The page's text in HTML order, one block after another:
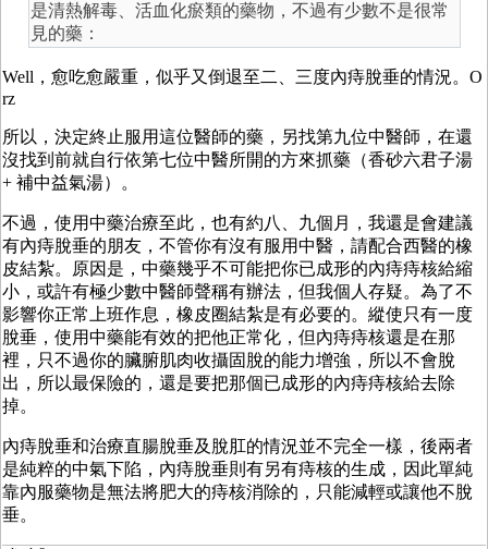
是清熱解毒、活血化瘀類的藥物，不過有少數不是很常
見的藥：
Well，愈吃愈嚴重，似乎又倒退至二、三度內痔脫垂的情況。O
rz
所以，決定終止服用這位醫師的藥，另找第九位中醫師，在還
沒找到前就自行依第七位中醫所開的方來抓藥（香砂六君子湯
+ 補中益氣湯）。
不過，使用中藥治療至此，也有約八、九個月，我還是會建議
有內痔脫垂的朋友，不管你有沒有服用中醫，請配合西醫的橡
皮結紮。原因是，中藥幾乎不可能把你已成形的內痔痔核給縮
小，或許有極少數中醫師聲稱有辦法，但我個人存疑。為了不
影響你正常上班作息，橡皮圈結紮是有必要的。縱使只有一度
脫垂，使用中藥能有效的把他正常化，但內痔痔核還是在那
裡，只不過你的臟腑肌肉收攝固脫的能力增強，所以不會脫
出，所以最保險的，還是要把那個已成形的內痔痔核給去除
掉。
內痔脫垂和治療直腸脫垂及脫肛的情況並不完全一樣，後兩者
是純粹的中氣下陷，內痔脫垂則有另有痔核的生成，因此單純
靠內服藥物是無法將肥大的痔核消除的，只能減輕或讓他不脫
垂。